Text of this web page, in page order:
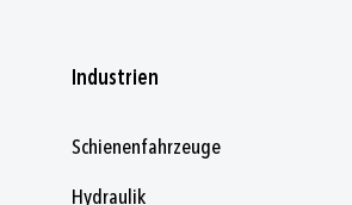
Industrien
Schienenfahrzeuge
Hydraulik